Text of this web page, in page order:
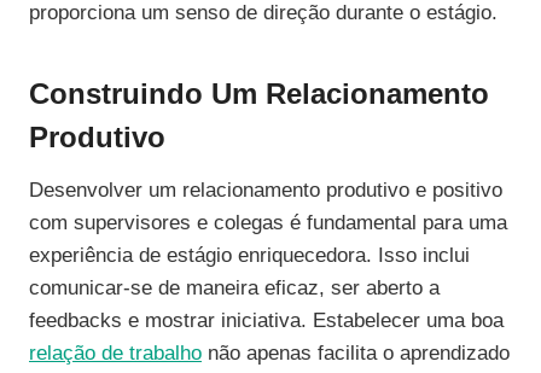
proporciona um senso de direção durante o estágio.
Construindo Um Relacionamento
Produtivo
Desenvolver um relacionamento produtivo e positivo
com supervisores e colegas é fundamental para uma
experiência de estágio enriquecedora. Isso inclui
comunicar-se de maneira eficaz, ser aberto a
feedbacks e mostrar iniciativa. Estabelecer uma boa
relação de trabalho não apenas facilita o aprendizado